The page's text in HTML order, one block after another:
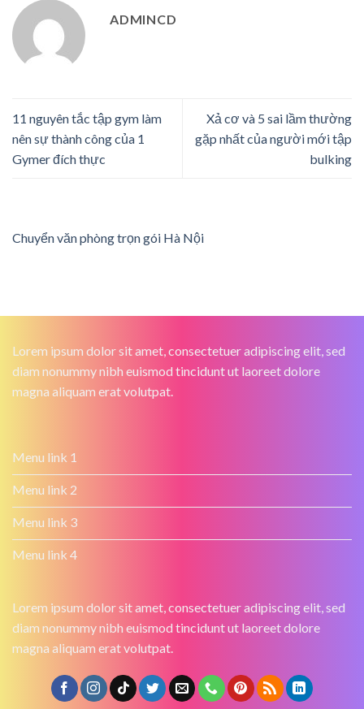
ADMINCD
11 nguyên tắc tập gym làm
nên sự thành công của 1
Gymer đích thực
Xả cơ và 5 sai lầm thường
gặp nhất của người mới tập
bulking
Chuyển văn phòng trọn gói Hà Nội
Lorem ipsum dolor sit amet, consectetuer adipiscing elit, sed
diam nonummy nibh euismod tincidunt ut laoreet dolore
magna aliquam erat volutpat.
Menu link 1
Menu link 2
Menu link 3
Menu link 4
Lorem ipsum dolor sit amet, consectetuer adipiscing elit, sed
diam nonummy nibh euismod tincidunt ut laoreet dolore
magna aliquam erat volutpat.